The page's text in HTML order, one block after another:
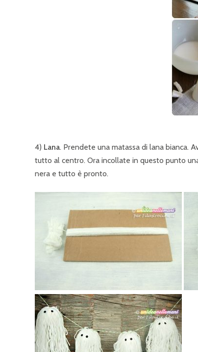
4) Lana. Prendete una matassa di lana bianca.
tutto al centro. Ora incollate in questo punto
nera e tutto è pronto.